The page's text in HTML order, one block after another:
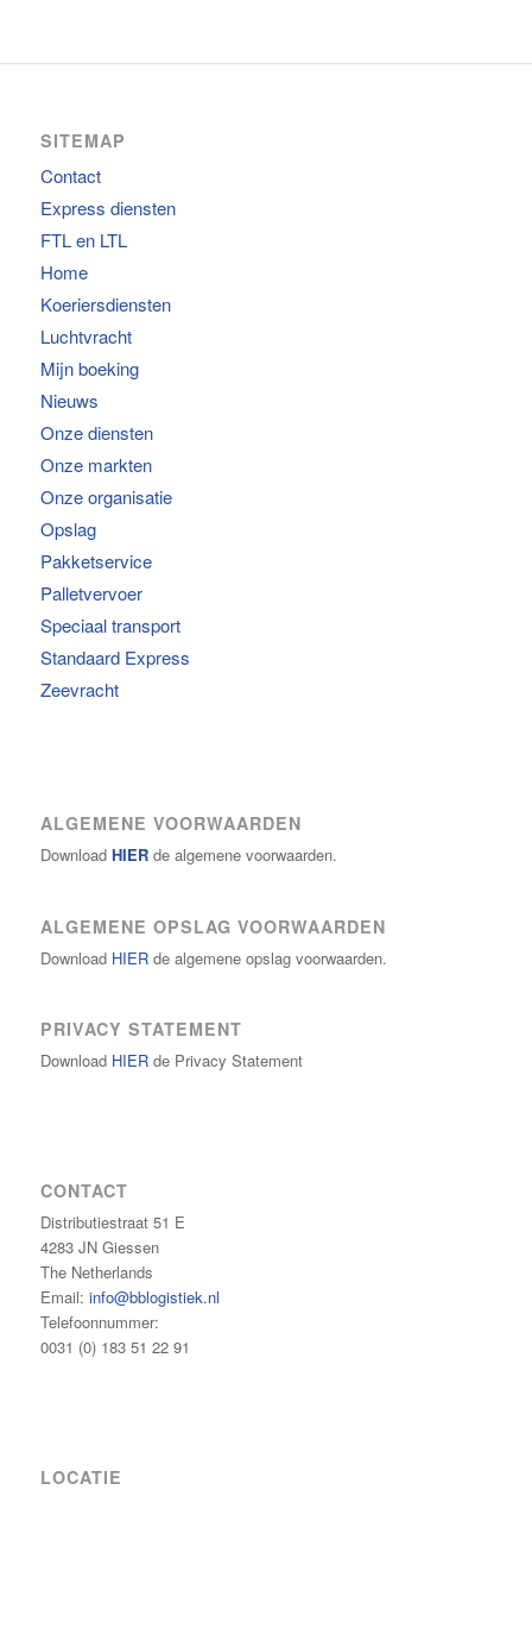
SITEMAP
Contact
Express diensten
FTL en LTL
Home
Koeriersdiensten
Luchtvracht
Mijn boeking
Nieuws
Onze diensten
Onze markten
Onze organisatie
Opslag
Pakketservice
Palletvervoer
Speciaal transport
Standaard Express
Zeevracht
ALGEMENE VOORWAARDEN
Download HIERde algemene voorwaarden.
ALGEMENE OPSLAG VOORWAARDEN
Download HIERde algemene opslag voorwaarden.
PRIVACY STATEMENT
Download HIERde Privacy Statement
CONTACT
Distributiestraat 51 E
4283 JN Giessen
The Netherlands
Email: info@bblogistiek.nl
Telefoonnummer:
0031 (0) 183 51 22 91
LOCATIE